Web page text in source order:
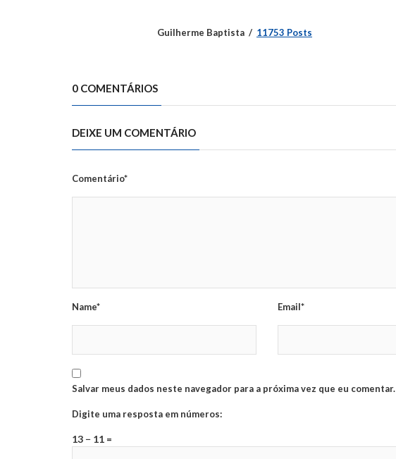
Guilherme Baptista 11753 Posts
0 COMENTÁRIOS
DEIXE UM COMENTÁRIO
Comentário*
Name* Email*
Salvar meus dados neste navegador para a próxima vez que eu comentar.
Digite uma resposta em números:
13 − 11 =